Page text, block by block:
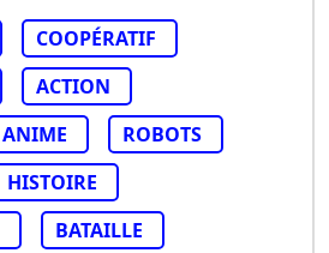
COOPÉRATIF
ACTION
ANIME
ROBOTS
HISTOIRE
BATAILLE